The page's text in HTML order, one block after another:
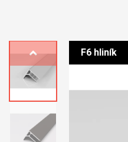
F6 hliník